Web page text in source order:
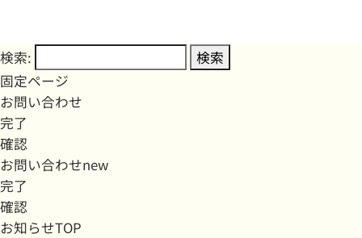
検索:
固定ページ
お問い合わせ
完了
確認
お問い合わせnew
完了
確認
お知らせTOP